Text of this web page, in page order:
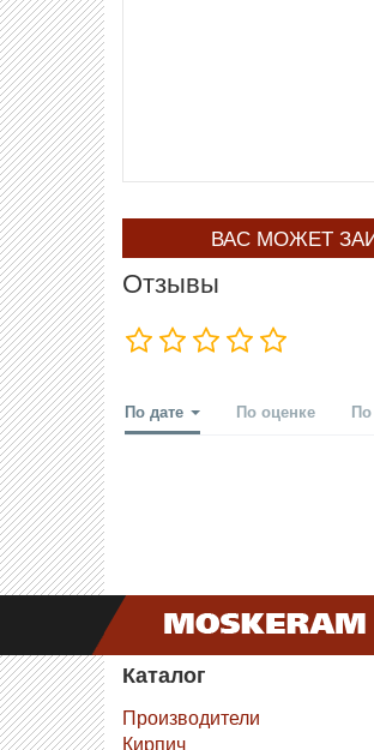
ВАС МОЖЕТ
Отзывы
По дате По оценке
Каталог
Производители
Кирпич